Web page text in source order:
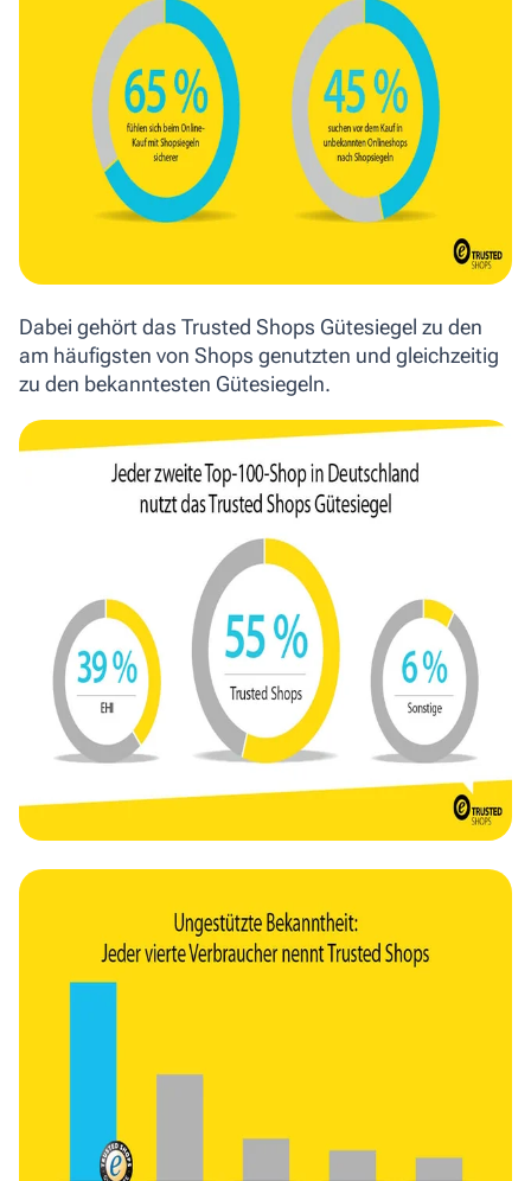
Dabei gehört das Trusted Shops Gütesiegel zu den
am häufigsten von Shops genutzten und gleichzeitig
zu den bekanntesten Gütesiegeln.